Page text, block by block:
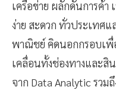
เครือข่าย ผลักดันการค้
ง่าย สะดวก ทั่วประเทศ
พาณิชย์ คิดนอกกรอบเพื่อ
เคลื่อนทั้งช่องทางและสิ
จาก Data Analytic รว